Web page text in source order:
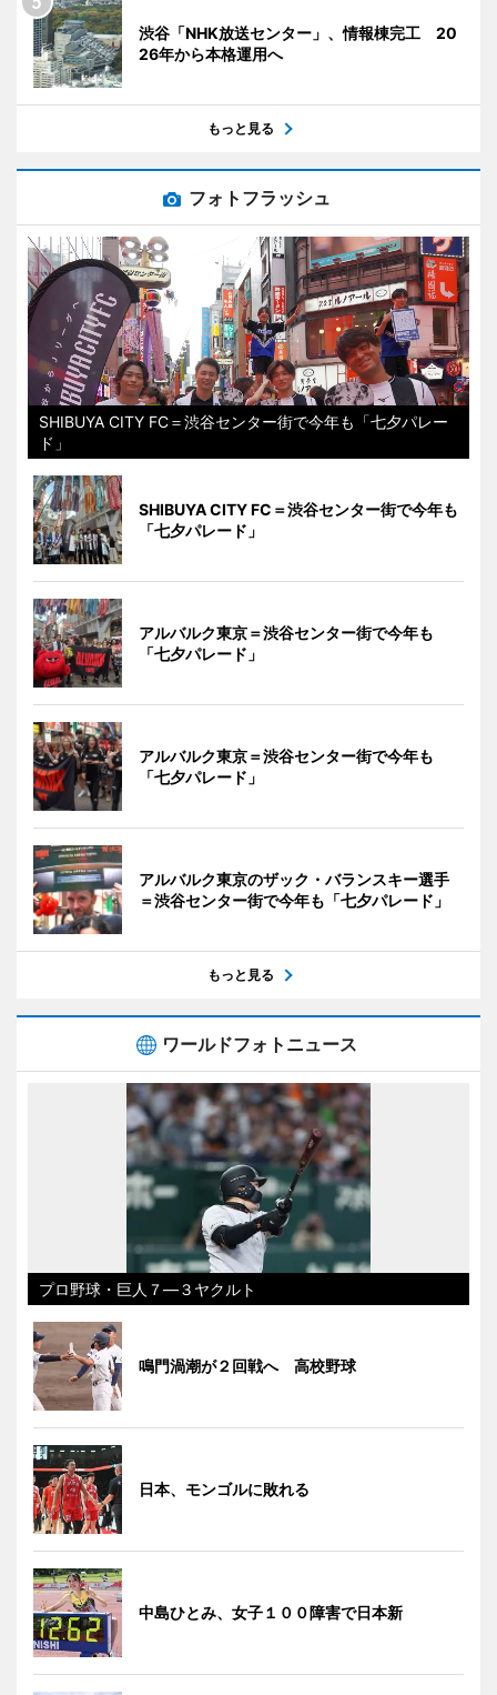
渋谷「NHK放送センター」、情報棟完工 20
26年から本格運用へ
もっと見る
フォトフラッシュ
SHIBUYA CITY FC＝渋谷センター街で今年も「七夕パレー
ド」
SHIBUYA CITY FC＝渋谷センター街で今年も
「七夕パレード」
アルバルク東京＝渋谷センター街で今年も
「七夕パレード」
アルバルク東京＝渋谷センター街で今年も
「七夕パレード」
アルバルク東京のザック・バランスキー選手
＝渋谷センター街で今年も「七夕パレード」
もっと見る
ワールドフォトニュース
プロ野球・巨人７―３ヤクルト
鳴門渦潮が２回戦へ 高校野球
日本、モンゴルに敗れる
中島ひとみ、女子１００障害で日本新